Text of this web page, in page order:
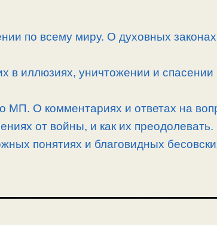
по всему миру. О духовных
в иллюзиях, уничтожении и спасении
МП. О комментариях и ответах на
от войны, и как их преодолевать.
понятиях и благовидных